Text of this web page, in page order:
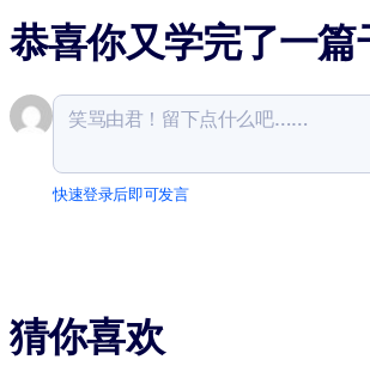
恭喜你又学完了一
快速登录后即可发言
猜你喜欢